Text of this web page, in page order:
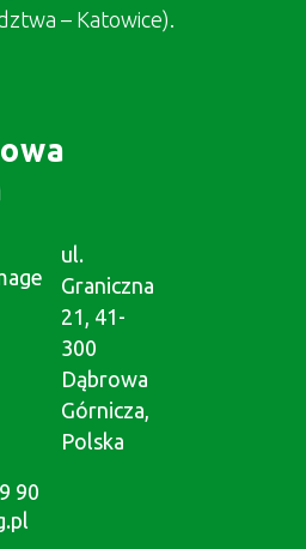
– Katowice).
ul.
Graniczna
21, 41-
300
Dąbrowa
Górnicza,
Polska
90